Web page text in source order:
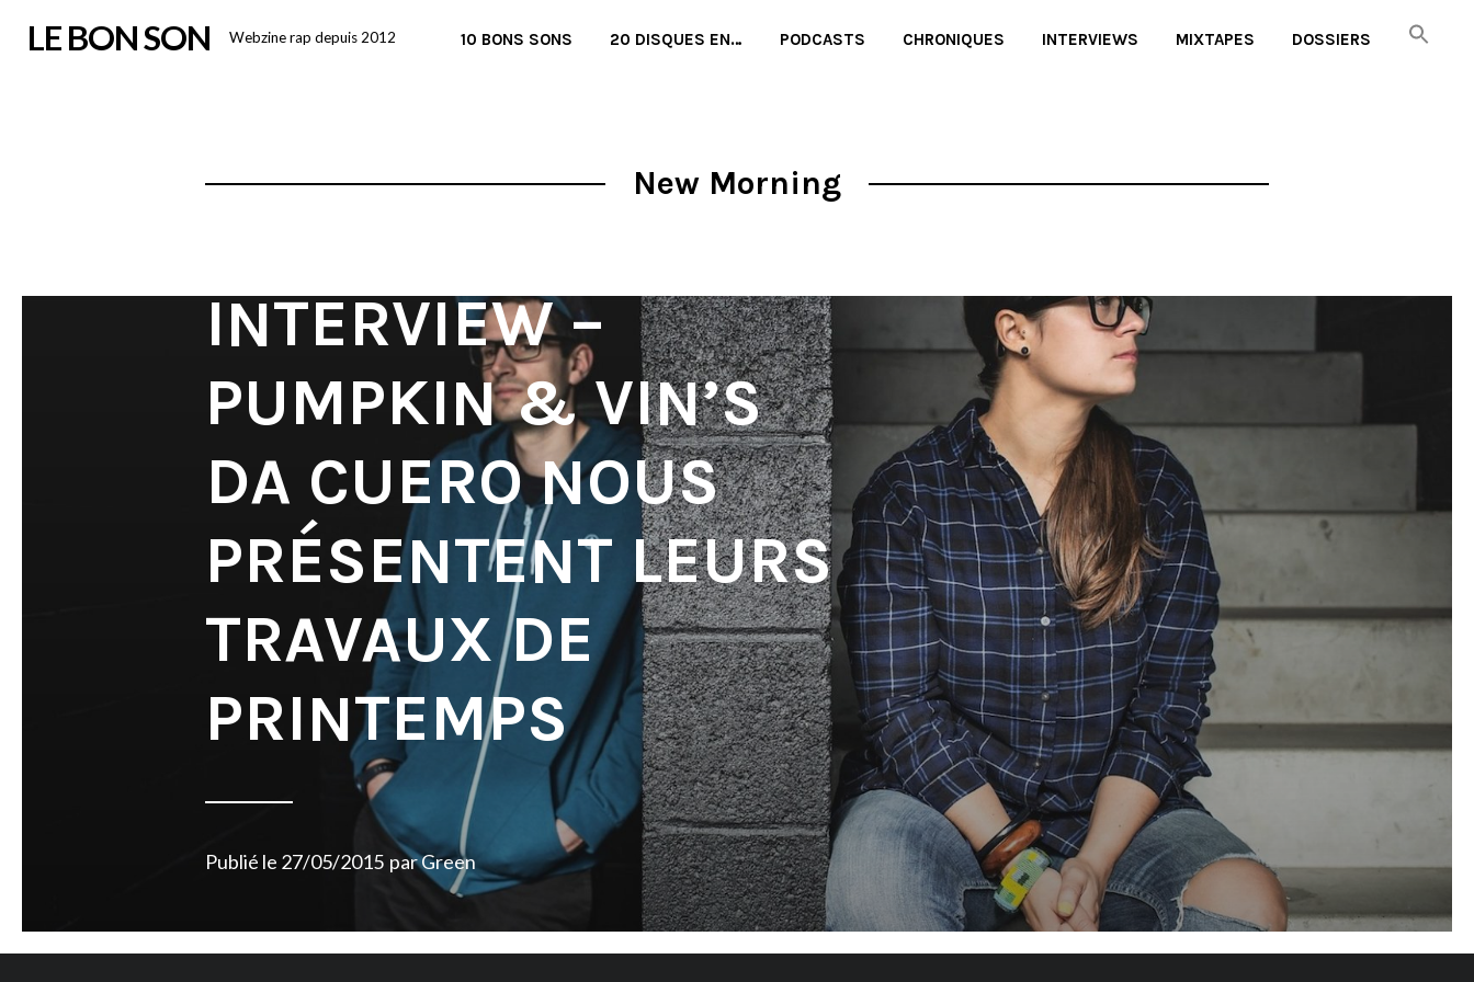
LE BON SON Webzine rap depuis 2012 10 BONS SONS 20 DISQUES EN… PODCASTS CHRONIQUES INTERVIEWS MIXTAPES DOSSIERS
New Morning
INTERVIEW –
PUMPKIN & VIN’S
DA CUERO NOUS
PRÉSENTENT LEURS
TRAVAUX DE
PRINTEMPS
Publié le 27/05/2015 parGreen